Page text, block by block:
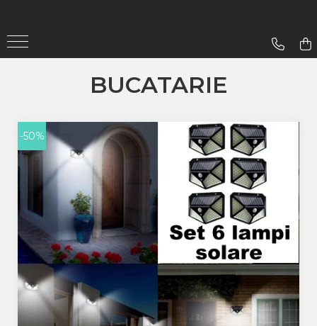
Aparate De SuduraBUCATARIE
-50%